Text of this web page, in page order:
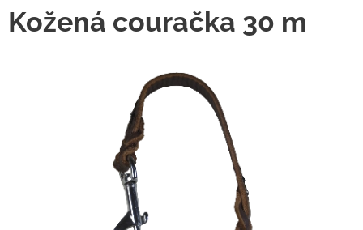
Kožená couračka 30 m